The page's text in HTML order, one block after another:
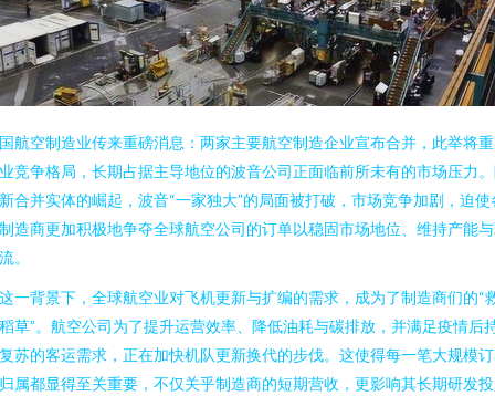
航空制造业传来重磅消息：两家主要航空制造企业宣布合并，此举将
竞争格局，长期占据主导地位的波音公司正面临前所未有的市场压力
合并实体的崛起，波音“一家独大”的局面被打破，市场竞争加剧，迫使
造商更加积极地争夺全球航空公司的订单以稳固市场地位、维持产能
。
一背景下，全球航空业对飞机更新与扩编的需求，成为了制造商们的“
草”。航空公司为了提升运营效率、降低油耗与碳排放，并满足疫情后
苏的客运需求，正在加快机队更新换代的步伐。这使得每一笔大规模
属都显得至关重要，不仅关乎制造商的短期营收，更影响其长期研发